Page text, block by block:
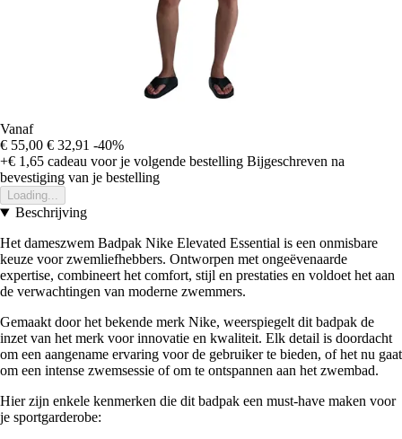
Vanaf
€ 55,00 € 32,91 -40%
+€ 1,65 cadeau voor je volgende bestelling Bijgeschreven na
bevestiging van je bestelling
Loading...
Beschrijving
Het dameszwem Badpak Nike Elevated Essential is een onmisbare
keuze voor zwemliefhebbers. Ontworpen met ongeëvenaarde
expertise, combineert het comfort, stijl en prestaties en voldoet het aan
de verwachtingen van moderne zwemmers.
Gemaakt door het bekende merk Nike, weerspiegelt dit badpak de
inzet van het merk voor innovatie en kwaliteit. Elk detail is doordacht
om een aangename ervaring voor de gebruiker te bieden, of het nu gaat
om een intense zwemsessie of om te ontspannen aan het zwembad.
Hier zijn enkele kenmerken die dit badpak een must-have maken voor
je sportgarderobe: